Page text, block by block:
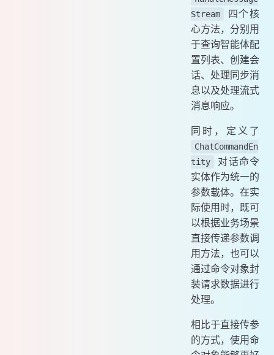
Stream
四个核
心方法，分别用
于查询智能体配
置列表、创建会
话、处理同步消
息以及处理流式
消息响应。
同时，定义了
ChatCommandEn
tity
对话命令
实体作为统一的
参数载体。在实
际使用时，既可
以根据业务场景
直接传递参数调
用方法，也可以
通过命令对象封
装请求数据进行
处理。
相比于直接传参
的方式，使用命